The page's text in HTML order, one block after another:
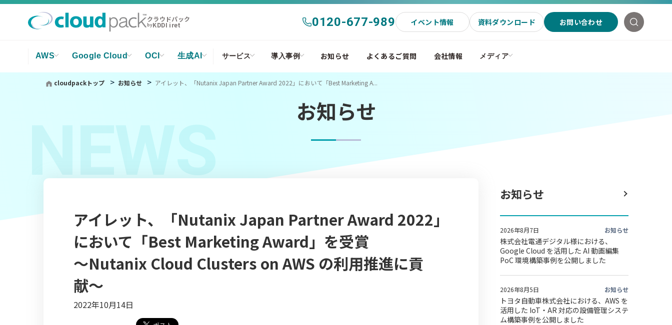
クラウドパック
byKDDI iret 0120-677-989 イベント情報 資料ダウンロード お問い合わせ
AWS Google Cloud OCI 生成AI サービス 導入事例 お知らせ よくあるご質問 会社情報 メディア
cloudpackトップ お知らせ アイレット、「Nutanix Japan Partner Award 2022」において「Best Marketing A...
お知らせ
NEWS
アイレット、「Nutanix Japan Partner Award 2022」
において「Best Marketing Award」を受賞
〜Nutanix Cloud Clusters on AWS の利用推進に貢
献〜
2022年10月14日
お知らせ
2026年8月7日 お知らせ
株式会社電通デジタル様における、
Google Cloud を活用した AI 動画編集
PoC 環境構築事例を公開しました
2026年8月5日 お知らせ
トヨタ自動車株式会社における、AWS を
活用した IoT・AR 対応の設備管理システ
ム構築事例を公開しました